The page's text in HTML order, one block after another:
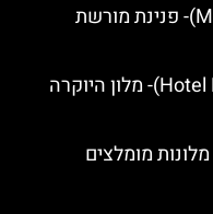
מסקוביצה האן (Maskovica Han)- פנינת מורשת
מלון קוורנר באופטייה (Hotel Kvarner)- מלון היוקרה